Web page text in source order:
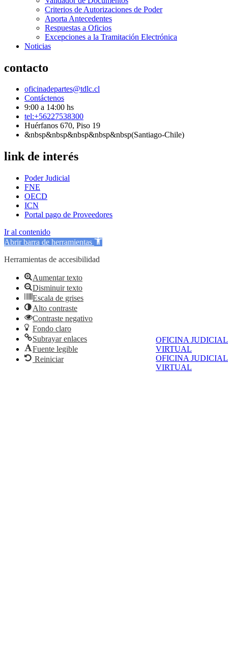
OFICINA JUDICIAL
VIRTUAL
OFICINA JUDICIAL
VIRTUAL
Criterios de Autorizaciones de Poder
Aporta Antecedentes
Respuestas a Oficios
Excepciones a la Tramitación Electrónica
Noticias
contacto
oficinadepartes@tdlc.cl
Contáctenos
9:00 a 14:00 hs
tel:+56227538300
Huérfanos 670, Piso 19
&nbsp&nbsp&nbsp&nbsp&nbsp(Santiago-Chile)
link de interés
Poder Judicial
FNE
OECD
ICN
Portal pago de Proveedores
Ir al contenido
Abrir barra de herramientas
Herramientas de accesibilidad
Aumentar texto
Disminuir texto
Escala de grises
Alto contraste
Contraste negativo
Fondo claro
Subrayar enlaces
Fuente legible
Reiniciar